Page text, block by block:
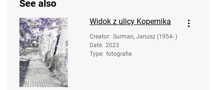
See also
Widok z ulicy Kopernika
Creator: Surman, Janusz (1954- )
Date: 2023
Type: fotografie